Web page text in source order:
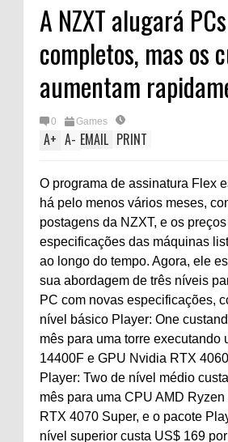
A NZXT alugará
completos, mas os
aumentam
0 Games
A+ A- EMAIL PRINT
O programa de assinatura Flex
há pelo menos vários meses,
postagens da NZXT, e os
especificações das máquinas
ao longo do tempo. Agora, ele
sua abordagem de três níveis
PC com novas especificações,
nível básico Player: One
mês para uma torre executando
14400F e GPU Nvidia RTX
Player: Two de nível médio
mês para uma CPU AMD
RTX 4070 Super, e o pacote
nível superior custa US$ 169